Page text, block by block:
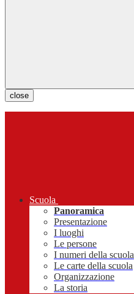
close
Scuola
Panoramica
Presentazione
I luoghi
Le persone
I numeri della scuola
Le carte della scuola
Organizzazione
La storia